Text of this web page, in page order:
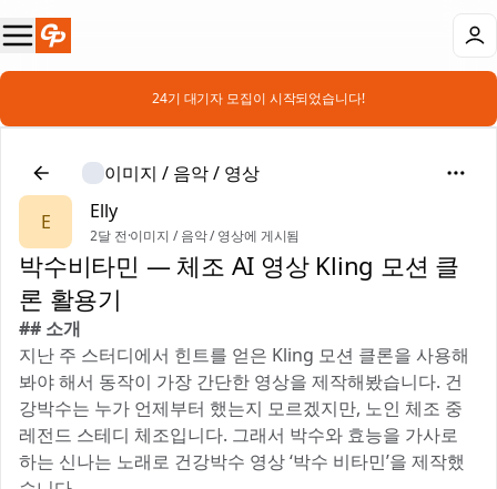
📣 24기 대기자 모집이 시작되었습니다!
이미지 / 음악 / 영상
E
Elly
2달 전·이미지 / 음악 / 영상에 게시됨
박수비타민 — 체조 AI 영상 Kling 모션 클
론 활용기
## 소개
지난 주 스터디에서 힌트를 얻은 Kling 모션 클론을 사용해
봐야 해서 동작이 가장 간단한 영상을 제작해봤습니다. 건
강박수는 누가 언제부터 했는지 모르겠지만, 노인 체조 중
레전드 스테디 체조입니다. 그래서 박수와 효능을 가사로
하는 신나는 노래로 건강박수 영상 ‘박수 비타민’을 제작했